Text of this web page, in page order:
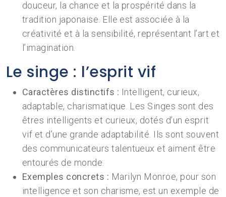
douceur, la chance et la prospérité dans la
tradition japonaise. Elle est associée à la
créativité et à la sensibilité, représentant l’art et
l’imagination.
Le singe : l’esprit vif
Caractères distinctifs : Intelligent, curieux,
adaptable, charismatique. Les Singes sont des
êtres intelligents et curieux, dotés d’un esprit
vif et d’une grande adaptabilité. Ils sont souvent
des communicateurs talentueux et aiment être
entourés de monde.
Exemples concrets : Marilyn Monroe, pour son
intelligence et son charisme, est un exemple de